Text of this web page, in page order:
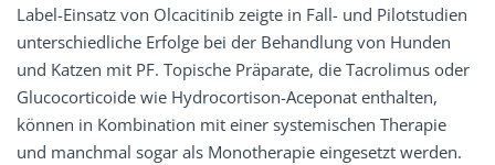
Label-Einsatz von Olcacitinib zeigte in Fall- und Pilotstudien
unterschiedliche Erfolge bei der Behandlung von Hunden
und Katzen mit PF. Topische Präparate, die Tacrolimus oder
Glucocorticoide wie Hydrocortison-Aceponat enthalten,
können in Kombination mit einer systemischen Therapie
und manchmal sogar als Monotherapie eingesetzt werden.